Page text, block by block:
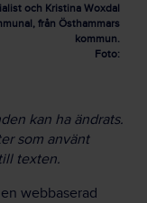
och Kristina Woxdal
från Östhammars
kommun.
Foto:
kan ha ändrats.
som använt
texten.
webbaserad